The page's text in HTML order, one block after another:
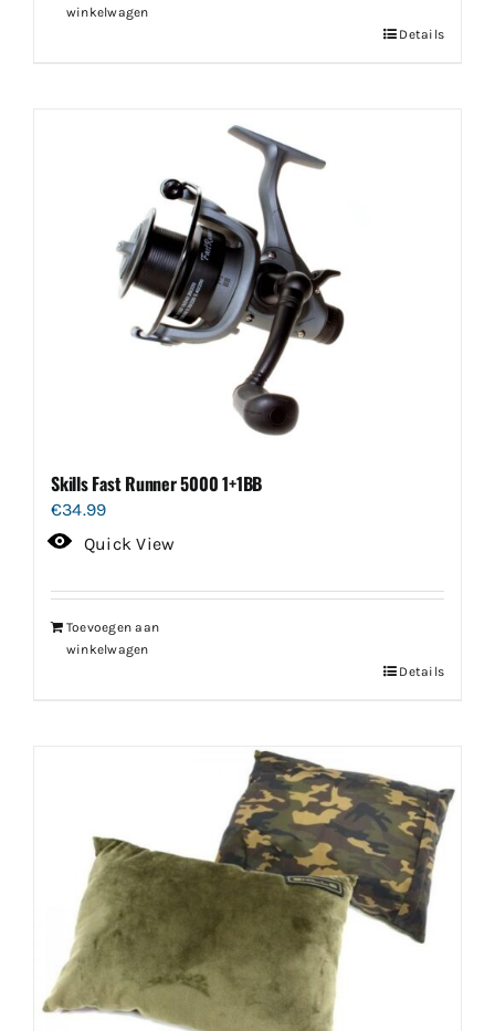
winkelwagen
Details
Skills Fast Runner 5000 1+1BB
€34.99
Quick View
Toevoegen aan
winkelwagen
Details